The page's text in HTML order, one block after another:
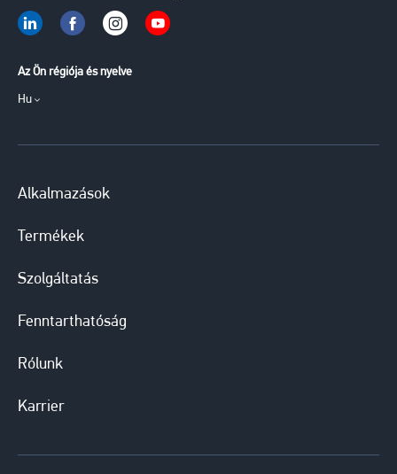
Az Ön régiója és nyelve
Hu
Alkalmazások
Termékek
Szolgáltatás
Fenntarthatóság
Rólunk
Karrier